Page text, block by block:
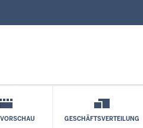
und Kontaktformular
GESCHÄFTSVERTEILUNG